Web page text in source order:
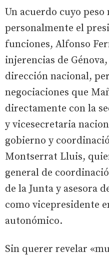
Un acuerdo cuyo
personalmente el
funciones, Alfonso
injerencias de
dirección nacional,
negociaciones que
directamente con la
y vicesecretaria
gobierno y
Montserrat Lluis,
general de
de la Junta y asesora
como vicepresidente
autonómico.
Sin querer revelar